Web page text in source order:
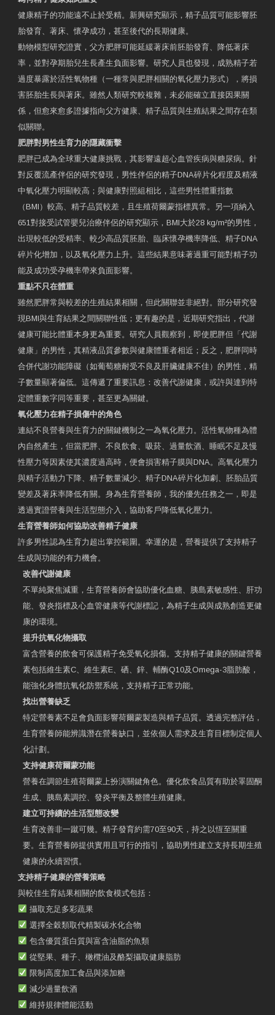
健康精子的功能遠不止於受精。新興研究顯示，精子品質可能影響胚
胎發育、著床、懷孕成功，甚至後代的長期健康。
動物模型研究證實，父方肥胖可能延緩著床前胚胎發育、降低著床
率，並對孕期胎兒生長產生負面影響。研究人員也發現，成熟精子若
過度暴露於活性氧物種（一種常與肥胖相關的氧化壓力形式），將損
害胚胎生長與著床。雖然人類研究較複雜，未必能確立直接因果關
係，但愈來愈多證據指向父方健康、精子品質與生殖結果之間存在類
似關聯。
肥胖對男性生育力的隱藏衝擊
肥胖已成為全球重大健康挑戰，其影響遠超心血管疾病與糖尿病。針
對反覆流產伴侶的研究發現，男性伴侶的精子DNA碎片化程度及精液
中氧化壓力明顯較高；與健康對照組相比，這些男性體重指數
（BMI）較高、精子品質較差，且生殖荷爾蒙指標異常。另一項納入
651對接受試管嬰兒治療伴侶的研究顯示，BMI大於28 kg/m²的男性，
出現較低的受精率、較少高品質胚胎、臨床懷孕機率降低、精子DNA
碎片化增加，以及氧化壓力上升。這些結果意味著過重可能對精子功
能及成功受孕機率帶來負面影響。
重點不只在體重
雖然肥胖常與較差的生殖結果相關，但此關聯並非絕對。部分研究發
現BMI與生育結果之間關聯性低；更有趣的是，近期研究指出，代謝
健康可能比體重本身更為重要。研究人員觀察到，即使肥胖但「代謝
健康」的男性，其精液品質參數與健康體重者相近；反之，肥胖同時
合併代謝功能障礙（如葡萄糖耐受不良及肝臟健康不佳）的男性，精
子數量顯著偏低。這傳遞了重要訊息：改善代謝健康，或許與達到特
定體重數字同等重要，甚至更為關鍵。
氧化壓力在精子損傷中的角色
連結不良營養與生育力的關鍵機制之一為氧化壓力。活性氧物種為體
內自然產生，但當肥胖、不良飲食、吸菸、過量飲酒、睡眠不足及慢
性壓力等因素使其濃度過高時，便會損害精子膜與DNA。高氧化壓力
與精子活動力下降、精子數量減少、精子DNA碎片化加劇、胚胎品質
變差及著床率降低有關。身為生育營養師，我的優先任務之一，即是
透過實證營養與生活型態介入，協助客戶降低氧化壓力。
生育營養師如何協助改善精子健康
許多男性認為生育力超出掌控範圍。幸運的是，營養提供了支持精子
生成與功能的有力機會。
改善代謝健康
不單純聚焦減重，生育營養師會協助優化血糖、胰島素敏感性、肝功
能、發炎指標及心血管健康等代謝標記，為精子生成與成熟創造更健
康的環境。
提升抗氧化物攝取
富含營養的飲食可保護精子免受氧化損傷。支持精子健康的關鍵營養
素包括維生素C、維生素E、硒、鋅、輔酶Q10及Omega-3脂肪酸，
能強化身體抗氧化防禦系統，支持精子正常功能。
找出營養缺乏
特定營養素不足會負面影響荷爾蒙製造與精子品質。透過完整評估，
生育營養師能辨識潛在營養缺口，並依個人需求及生育目標制定個人
化計劃。
支持健康荷爾蒙功能
營養在調節生殖荷爾蒙上扮演關鍵角色。優化飲食品質有助於睪固酮
生成、胰島素調控、發炎平衡及整體生殖健康。
建立可持續的生活型態改變
生育改善非一蹴可幾。精子發育約需70至90天，持之以恆至關重
要。生育營養師提供實用且可行的指引，協助男性建立支持長期生殖
健康的永續習慣。
支持精子健康的營養策略
與較佳生育結果相關的飲食模式包括：
攝取充足多彩蔬果
選擇全穀類取代精製碳水化合物
包含優質蛋白質與富含油脂的魚類
從堅果、種子、橄欖油及酪梨攝取健康脂肪
限制高度加工食品與添加糖
減少過量飲酒
維持規律體能活動